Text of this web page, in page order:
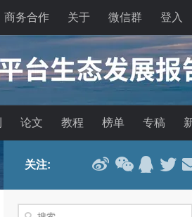
商务合作 关于 微信群 登入
论文 教程 榜单 专稿
关注:
搜